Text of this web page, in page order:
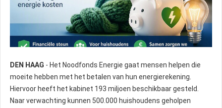
DEN HAAG - Het Noodfonds Energie gaat mensen helpen die
moeite hebben met het betalen van hun energierekening.
Hiervoor heeft het kabinet 193 miljoen beschikbaar gesteld.
Naar verwachting kunnen 500.000 huishoudens geholpen